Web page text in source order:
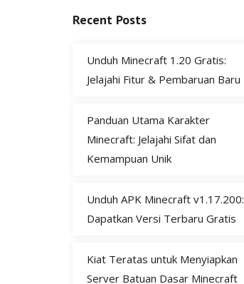
Recent Posts
Unduh Minecraft 1.20 Gratis:
Jelajahi Fitur & Pembaruan Baru
Panduan Utama Karakter
Minecraft: Jelajahi Sifat dan
Kemampuan Unik
Unduh APK Minecraft v1.17.200:
Dapatkan Versi Terbaru Gratis
Kiat Teratas untuk Menyiapkan
Server Batuan Dasar Minecraft